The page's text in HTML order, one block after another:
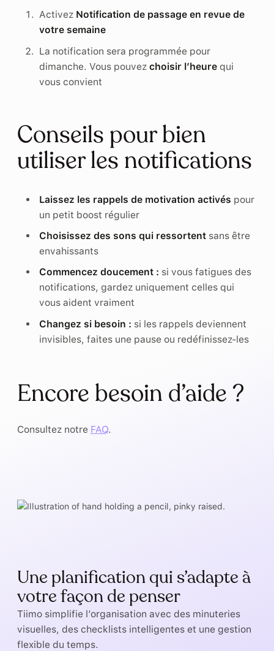
Activez Notification de passage en revue de
votre semaine
La notification sera programmée pour
dimanche. Vous pouvezchoisir l’heure qui
vous convient
Conseils pour bien
utiliser les notifications
Laissez les rappels de motivation activés pour
un petit boost régulier
Choisissez des sons qui ressortent sans être
envahissants
Commencez doucement : si vous fatigues des
notifications, gardez uniquement celles qui
vous aident vraiment
Changez si besoin : si les rappels deviennent
invisibles, faites une pause ou redéfinissez-les
Encore besoin d’aide ?
Consultez notre FAQ.
Une planification qui s’adapte à
votre façon de penser
Tiimo simplifie l’organisation avec des minuteries
visuelles, des checklists intelligentes et une gestion
flexible du temps.